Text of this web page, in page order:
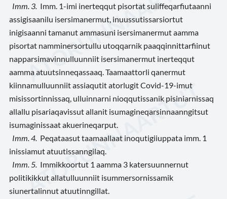
Imm. 3. Imm. 1-imi inerteqqut pisortat suliffeqarfiutaanni
assigisaanilu isersimanermut, inuussutissarsiortut
inigisaanni tamanut ammasuni isersimanermut aamma
pisortat namminersortullu utoqqarnik paaqqinnittarfiinut
napparsimavinnulluunniit isersimanermut inerteqqut
aamma atuutsinneqassaaq. Taamaattorli qanermut
kiinnamulluunniit assiaqutit atorlugit Covid-19-imut
misissortinnissaq, ulluinnarni nioqqutissanik pisiniarnissaq
allallu pisariaqavissut allanit isumagineqarsinnaanngitsut
isumaginissaat akuerineqarput.
Imm. 4. Peqataasut taamaallaat inoqutigiiuppata imm. 1
inissiamut atuutissanngilaq.
Imm. 5. Immikkoortut 1 aamma 3 katersuunnernut
politikikkut allatulluunniit isummersornissamik
siunertalinnut atuutinngillat.